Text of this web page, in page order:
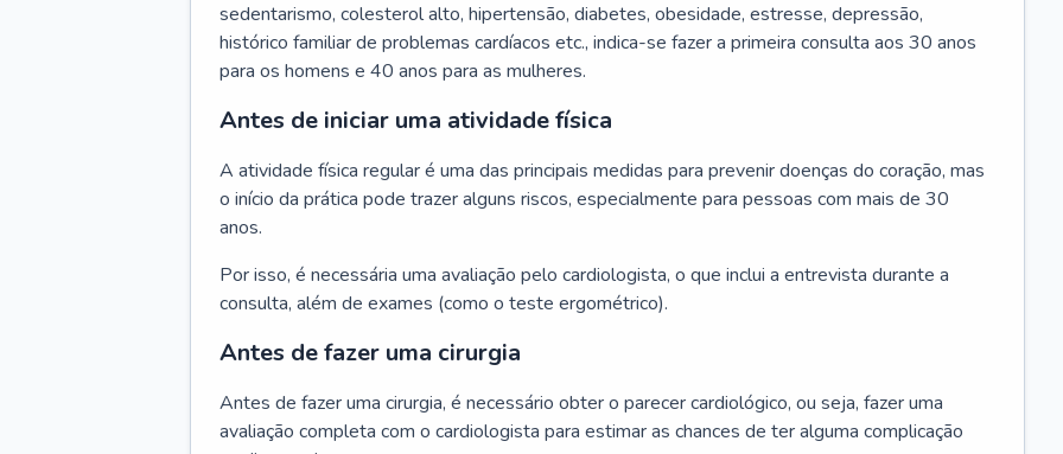
sedentarismo, colesterol alto, hipertensão, diabetes, obesidade, estresse, depressão,
histórico familiar de problemas cardíacos etc., indica-se fazer a primeira consulta aos 30 anos
para os homens e 40 anos para as mulheres.
Antes de iniciar uma atividade física
A atividade física regular é uma das principais medidas para prevenir doenças do coração, mas
o início da prática pode trazer alguns riscos, especialmente para pessoas com mais de 30
anos.
Por isso, é necessária uma avaliação pelo cardiologista, o que inclui a entrevista durante a
consulta, além de exames (como o teste ergométrico).
Antes de fazer uma cirurgia
Antes de fazer uma cirurgia, é necessário obter o parecer cardiológico, ou seja, fazer uma
avaliação completa com o cardiologista para estimar as chances de ter alguma complicação